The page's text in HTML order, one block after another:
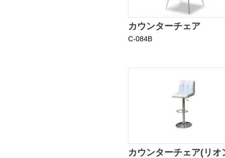
カウンターチェア
C-084B
カウンターチェア(リオ